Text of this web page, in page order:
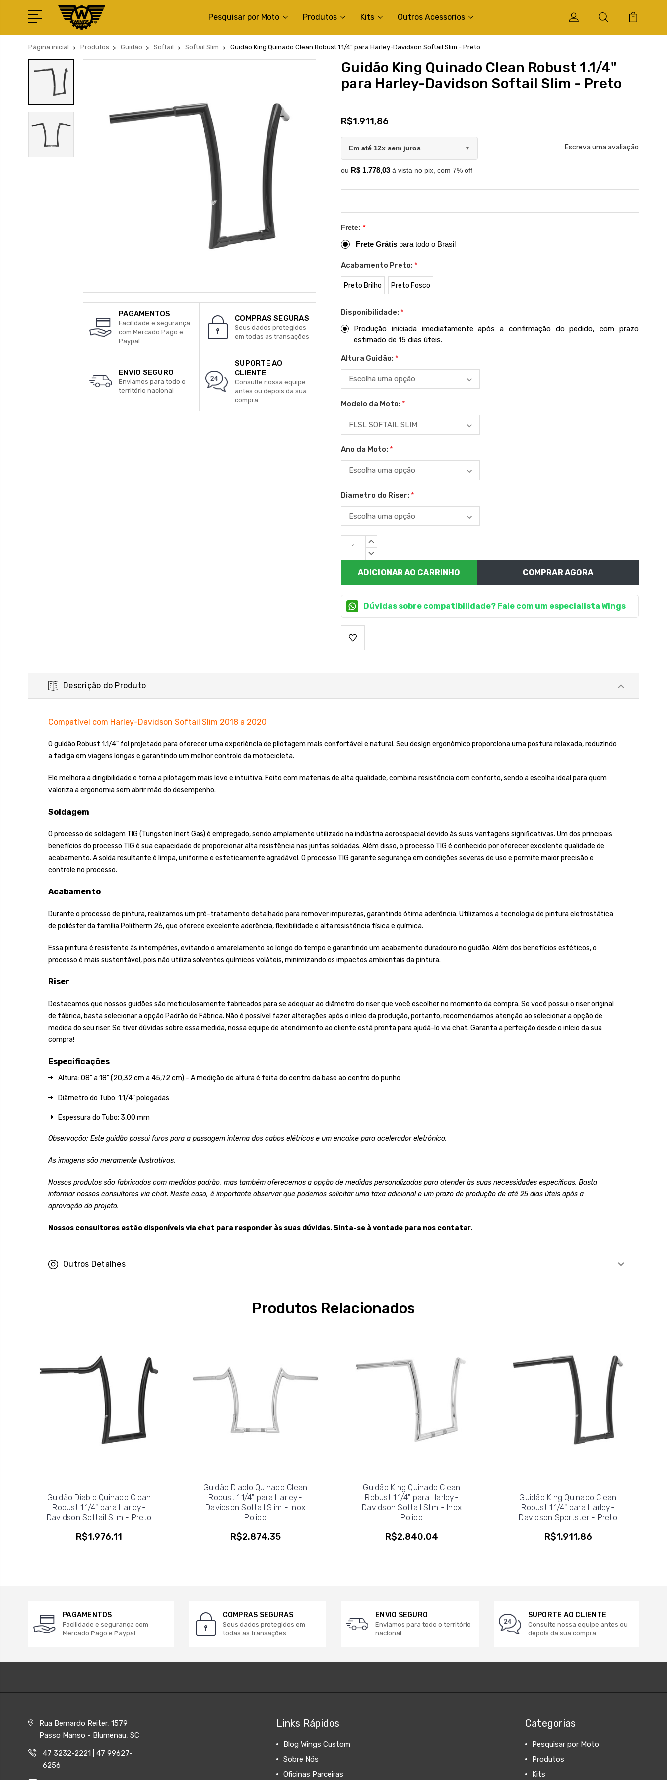
Pesquisar por Moto Produtos Kits Outros Acessorios
Página inicial Produtos Guidão Softail Softail Slim Guidão King Quinado Clean Robust 1.1/4" para Harley-Davidson Softail Slim - Preto
PAGAMENTOS
Facilidade e segurança
com Mercado Pago e
Paypal
COMPRAS SEGURAS
Seus dados protegidos
em todas as transações
ENVIO SEGURO
Enviamos para todo o
território nacional
SUPORTE AO
CLIENTE
Consulte nossa equipe
antes ou depois da sua
compra
Guidão King Quinado Clean Robust 1.1/4"
para Harley-Davidson Softail Slim - Preto
R$1.911,86
Em até 12x sem juros ▼
ou R$ 1.778,03 à vista no pix, com 7% off
Escreva uma avaliação
Frete: *
Frete Grátis para todo o Brasil
Acabamento Preto: *
Preto Brilho Preto Fosco
Disponibilidade: *
Produção iniciada imediatamente após a confirmação do pedido, com prazo
estimado de 15 dias úteis.
Altura Guidão: *
Modelo da Moto: *
Ano da Moto: *
Diametro do Riser: *
Estoque
atual:
QUANTIDADE
QUANTIDADE
COMPRAR AGORA
Dúvidas sobre compatibilidade? Fale com um especialista Wings
Descrição do Produto
Compatível com Harley-Davidson Softail Slim 2018 a 2020
O guidão Robust 1.1/4" foi projetado para oferecer uma experiência de pilotagem mais confortável e natural. Seu design ergonômico proporciona uma postura relaxada, reduzindo
a fadiga em viagens longas e garantindo um melhor controle da motocicleta.
Ele melhora a dirigibilidade e torna a pilotagem mais leve e intuitiva. Feito com materiais de alta qualidade, combina resistência com conforto, sendo a escolha ideal para quem
valoriza a ergonomia sem abrir mão do desempenho.
Soldagem
O processo de soldagem TIG (Tungsten Inert Gas) é empregado, sendo amplamente utilizado na indústria aeroespacial devido às suas vantagens significativas. Um dos principais
benefícios do processo TIG é sua capacidade de proporcionar alta resistência nas juntas soldadas. Além disso, o processo TIG é conhecido por oferecer excelente qualidade de
acabamento. A solda resultante é limpa, uniforme e esteticamente agradável. O processo TIG garante segurança em condições severas de uso e permite maior precisão e
controle no processo.
Acabamento
Durante o processo de pintura, realizamos um pré-tratamento detalhado para remover impurezas, garantindo ótima aderência. Utilizamos a tecnologia de pintura eletrostática
de poliéster da família Politherm 26, que oferece excelente aderência, flexibilidade e alta resistência física e química.
Essa pintura é resistente às intempéries, evitando o amarelamento ao longo do tempo e garantindo um acabamento duradouro no guidão. Além dos benefícios estéticos, o
processo é mais sustentável, pois não utiliza solventes químicos voláteis, minimizando os impactos ambientais da pintura.
Riser
Destacamos que nossos guidões são meticulosamente fabricados para se adequar ao diâmetro do riser que você escolher no momento da compra. Se você possui o riser original
de fábrica, basta selecionar a opção Padrão de Fábrica. Não é possível fazer alterações após o início da produção, portanto, recomendamos atenção ao selecionar a opção de
medida do seu riser. Se tiver dúvidas sobre essa medida, nossa equipe de atendimento ao cliente está pronta para ajudá-lo via chat. Garanta a perfeição desde o início da sua
compra!
Especificações
Altura: 08" a 18" (20,32 cm a 45,72 cm) - A medição de altura é feita do centro da base ao centro do punho
Diâmetro do Tubo: 1.1/4" polegadas
Espessura do Tubo: 3,00 mm
Observação: Este guidão possui furos para a passagem interna dos cabos elétricos e um encaixe para acelerador eletrônico.
As imagens são meramente ilustrativas.
Nossos produtos são fabricados com medidas padrão, mas também oferecemos a opção de medidas personalizadas para atender às suas necessidades específicas. Basta
informar nossos consultores via chat. Neste caso, é importante observar que podemos solicitar uma taxa adicional e um prazo de produção de até 25 dias úteis após a
aprovação do projeto.
Nossos consultores estão disponíveis via chat para responder às suas dúvidas. Sinta-se à vontade para nos contatar.
Outros Detalhes
Produtos Relacionados
Guidão Diablo Quinado Clean
Robust 1.1/4" para Harley-
Davidson Softail Slim - Preto
R$1.976,11
Guidão Diablo Quinado Clean
Robust 1.1/4" para Harley-
Davidson Softail Slim - Inox
Polido
R$2.874,35
Guidão King Quinado Clean
Robust 1.1/4" para Harley-
Davidson Softail Slim - Inox
Polido
R$2.840,04
Guidão King Quinado Clean
Robust 1.1/4" para Harley-
Davidson Sportster - Preto
R$1.911,86
PAGAMENTOS
Facilidade e segurança com
Mercado Pago e Paypal
COMPRAS SEGURAS
Seus dados protegidos em
todas as transações
ENVIO SEGURO
Enviamos para todo o território
nacional
SUPORTE AO CLIENTE
Consulte nossa equipe antes ou
depois da sua compra
Rua Bernardo Reiter, 1579
Passo Manso - Blumenau, SC
47 3232-2221 | 47 99627-
6256
Links Rápidos
Blog Wings Custom
Sobre Nós
Oficinas Parceiras
Categorias
Pesquisar por Moto
Produtos
Kits